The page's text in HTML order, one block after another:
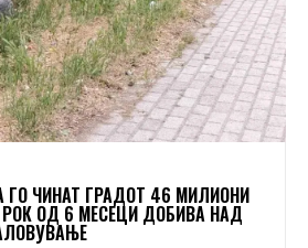
ЧИНАТ ГРАДОТ 46 МИЛИОНИ
ОД 6 МЕСЕЦИ ДОБИВА НАД